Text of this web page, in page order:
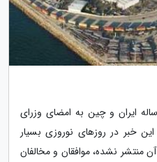
7 فروردین 1400 سند همکاری 25 ساله ایران و چین به امضای وزرای
خبر در روزهای نوروزی بسیار
منتشر نشده، موافقان و مخالفان